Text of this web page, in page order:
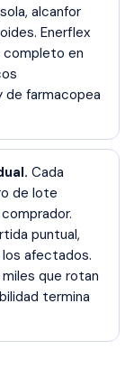
alcanfor
Enerflex
completo en
farmacopea
Cada
de lote
puntual,
afectados.
que rotan
termina